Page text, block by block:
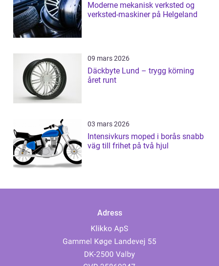
Moderne mekanisk verksted og
verksted-maskiner på Helgeland
09 mars 2026
Däckbyte Lund – trygg körning
året runt
03 mars 2026
Intensivkurs moped i borås snabb
väg till frihet på två hjul
Adress